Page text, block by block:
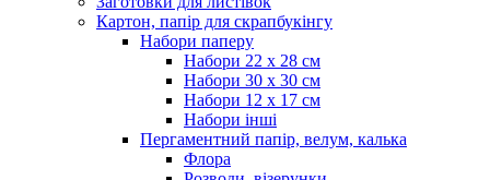
Картон, папір для скрапбукінгу
Набори паперу
Набори 22 х 28 см
Набори 30 х 30 см
Набори 12 х 17 см
Набори інші
Пергаментний папір, велум, калька
Флора